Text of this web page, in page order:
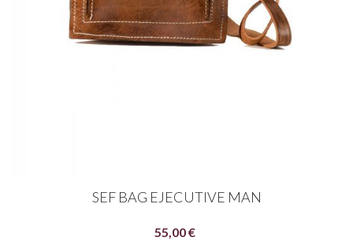
SEF BAG EJECUTIVE MAN
55,00 €